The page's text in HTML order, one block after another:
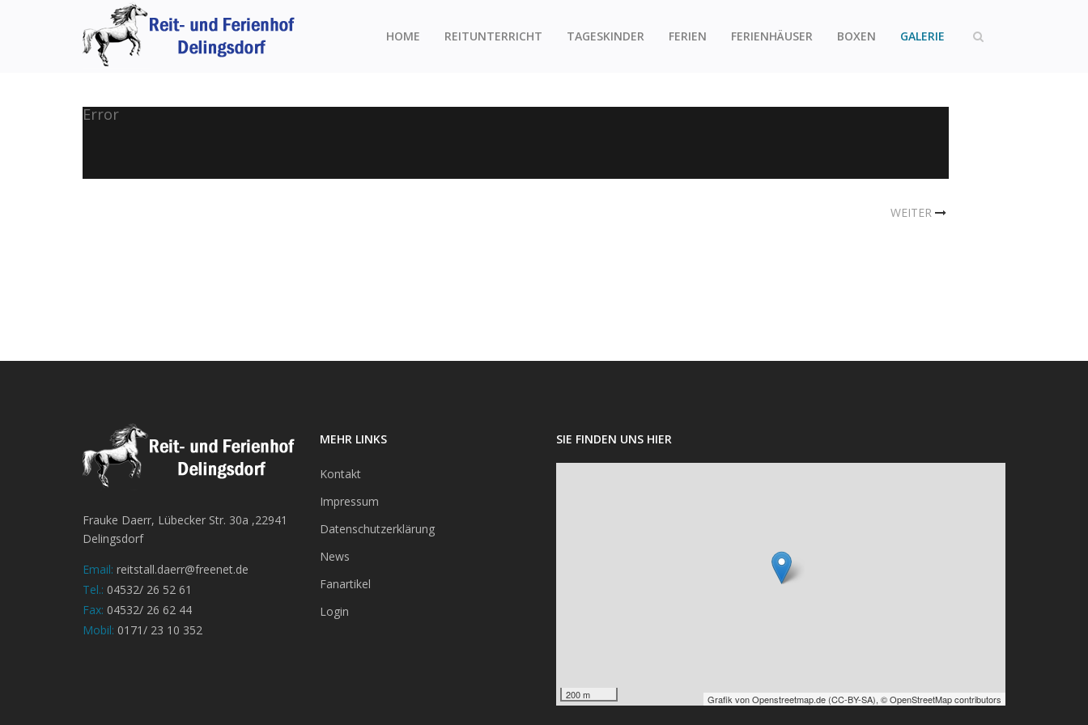
HOME REITUNTERRICHT TAGESKINDER FERIEN FERIENHÄUSER BOXEN GALERIE
Error
WEITER
Frauke Daerr, Lübecker Str. 30a ,22941
Delingsdorf
Email: reitstall.daerr@freenet.de
Tel.: 04532/ 26 52 61
Fax: 04532/ 26 62 44
Mobil: 0171/ 23 10 352
MEHR LINKS
Kontakt
Impressum
Datenschutzerklärung
News
Fanartikel
Login
SIE FINDEN UNS HIER
200 m Grafik vonOpenstreetmap.de (CC-BY-SA), © OpenStreetMap contributors